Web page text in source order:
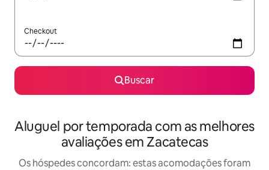
Checkout
Buscar
Aluguel por temporada com as melhores
avaliações em Zacatecas
Os hóspedes concordam: estas acomodações foram